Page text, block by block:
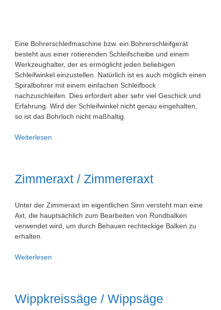
Eine Bohrerschleifmaschine bzw. ein Bohrerschleifgerät
besteht aus einer rotierenden Schleifscheibe und einem
Werkzeughalter, der es ermöglicht jeden beliebigen
Schleifwinkel einzustellen. Natürlich ist es auch möglich einen
Spiralbohrer mit einem einfachen Schleifbock
nachzuschleifen. Dies erfordert aber sehr viel Geschick und
Erfahrung. Wird der Schleifwinkel nicht genau eingehalten,
so ist das Bohrloch nicht maßhaltig.
Weiterlesen
Zimmeraxt / Zimmereraxt
Unter der Zimmeraxt im eigentlichen Sinn versteht man eine
Axt, die hauptsächlich zum Bearbeiten von Rundbalken
verwendet wird, um durch Behauen rechteckige Balken zu
erhalten.
Weiterlesen
Wippkreissäge / Wippsäge